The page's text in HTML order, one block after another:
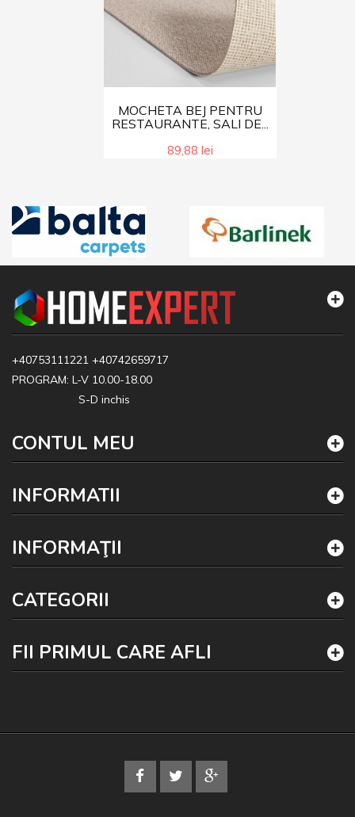
MOCHETA BEJ PENTRU
RESTAURANTE, SALI DE...
89,88 lei
+40753111221 +40742659717
PROGRAM: L-V 10.00-18.00
S-D inchis
CONTUL MEU
INFORMATII
INFORMAŢII
CATEGORII
FII PRIMUL CARE AFLI